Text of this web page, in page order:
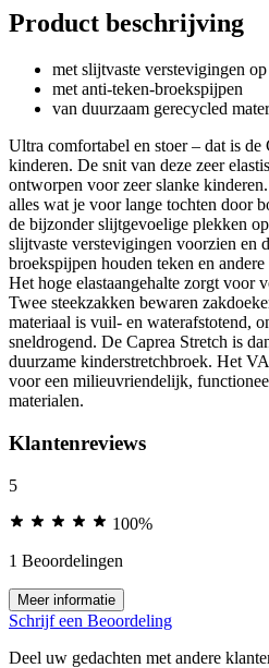
Product beschrijving
met slijtvaste verstevigingen
met anti-teken-broekspijpen
van duurzaam gerecycled
Ultra comfortabel en stoer – dat is de
kinderen. De snit van deze zeer
ontworpen voor zeer slanke
alles wat je voor lange tochten door
de bijzonder slijtgevoelige plekken
slijtvaste verstevigingen voorzien en
broekspijpen houden teken en
Het hoge elastaangehalte zorgt voor
Twee steekzakken bewaren
materiaal is vuil- en waterafstotend,
sneldrogend. De Caprea Stretch is
duurzame kinderstretchbroek. Het
voor een milieuvriendelijk,
materialen.
Klantenreviews
5
100%
1 Beoordelingen
Meer informatie
Schrijf een Beoordeling
Deel uw gedachten met andere